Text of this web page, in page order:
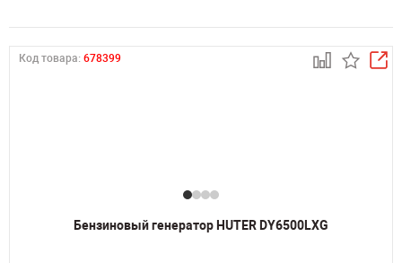
Код товара: 678399
Бензиновый генератор HUTER DY6500LXG